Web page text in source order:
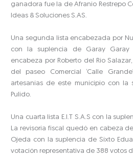
ganadora fue la de Afranio Restrepo
Ideas & Soluciones S.AS.
Una segunda lista encabezada por
con la suplencia de Garay Garay
encabeza por Roberto del Río
del paseo Comercial ‘Calle
artesanías de este municipio con la
Pulido.
Una cuarta lista E.I.T S.A.S con la
La revisoría fiscal quedó en cabeza
Ojeda con la suplencia de Sixto
votación representativa de 388 votos